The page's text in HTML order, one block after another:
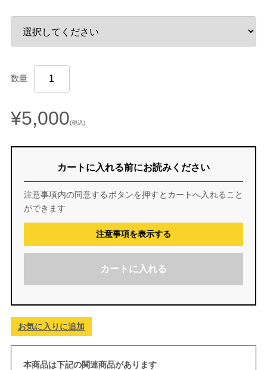
数量
¥5,000(税込)
カートに入れる前にお読みください
注意事項内の同意するボタンを押すとカートへ入れること
ができます
注意事項を表示する
カートに入れる
お気に入りに追加
本商品は下記の関連商品があります